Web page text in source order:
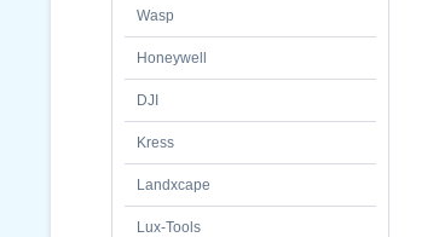
Wasp
Honeywell
DJI
Kress
Landxcape
Lux-Tools